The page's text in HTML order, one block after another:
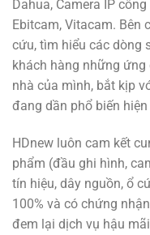
Dahua, Camera IP
Ebitcam, Vitacam. Bên
cứu, tìm hiểu các dòng
khách hàng những
nhà của mình, bắt kịp
đang dần phổ biến hiện
HDnew luôn cam kết
phẩm (đầu ghi hình,
tín hiệu, dây nguồn, ổ
100% và có chứng
đem lại dịch vụ hậu